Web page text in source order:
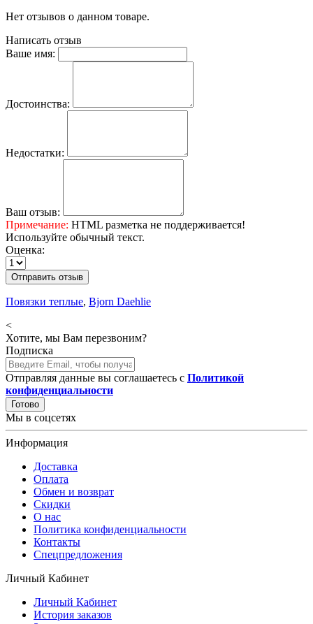
Нет отзывов о данном товаре.
Написать отзыв
Ваше имя:
Достоинства:
Недостатки:
Ваш отзыв:
Примечание: HTML разметка не поддерживается!
Используйте обычный текст.
Оценка:
Отправить отзыв
Повязки теплые, Bjorn Daehlie
<
Хотите, мы Вам перезвоним?
Подписка
Отправляя данные вы соглашаетесь с Политикой
конфиденциальности
Готово
Мы в соцсетях
Информация
Доставка
Оплата
Обмен и возврат
Скидки
О нас
Политика конфиденциальности
Контакты
Спецпредложения
Личный Кабинет
Личный Кабинет
История заказов